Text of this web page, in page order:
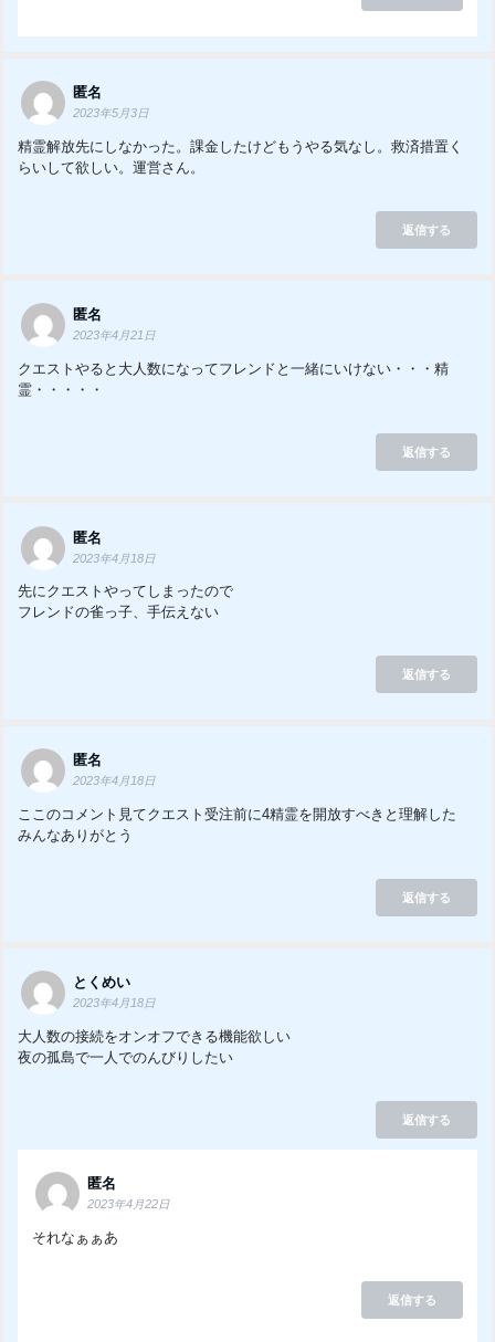
匿名
2023年5月3日
精霊解放先にしなかった。課金したけどもうやる気なし。救済措置く
らいして欲しい。運営さん。
返信する
匿名
2023年4月21日
クエストやると大人数になってフレンドと一緒にいけない・・・精
霊・・・・・
返信する
匿名
2023年4月18日
先にクエストやってしまったので
フレンドの雀っ子、手伝えない
返信する
匿名
2023年4月18日
ここのコメント見てクエスト受注前に4精霊を開放すべきと理解した
みんなありがとう
返信する
とくめい
2023年4月18日
大人数の接続をオンオフできる機能欲しい
夜の孤島で一人でのんびりしたい
返信する
匿名
2023年4月22日
それなぁぁあ
返信する